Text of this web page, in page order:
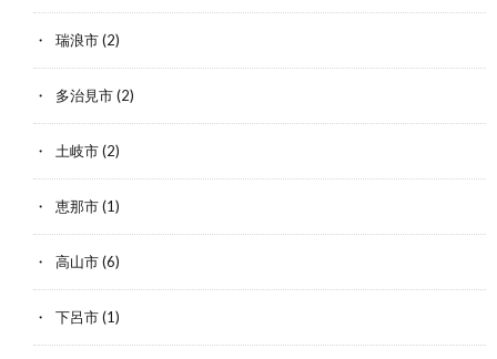
瑞浪市(2)
多治見市(2)
土岐市(2)
恵那市(1)
高山市(6)
下呂市(1)